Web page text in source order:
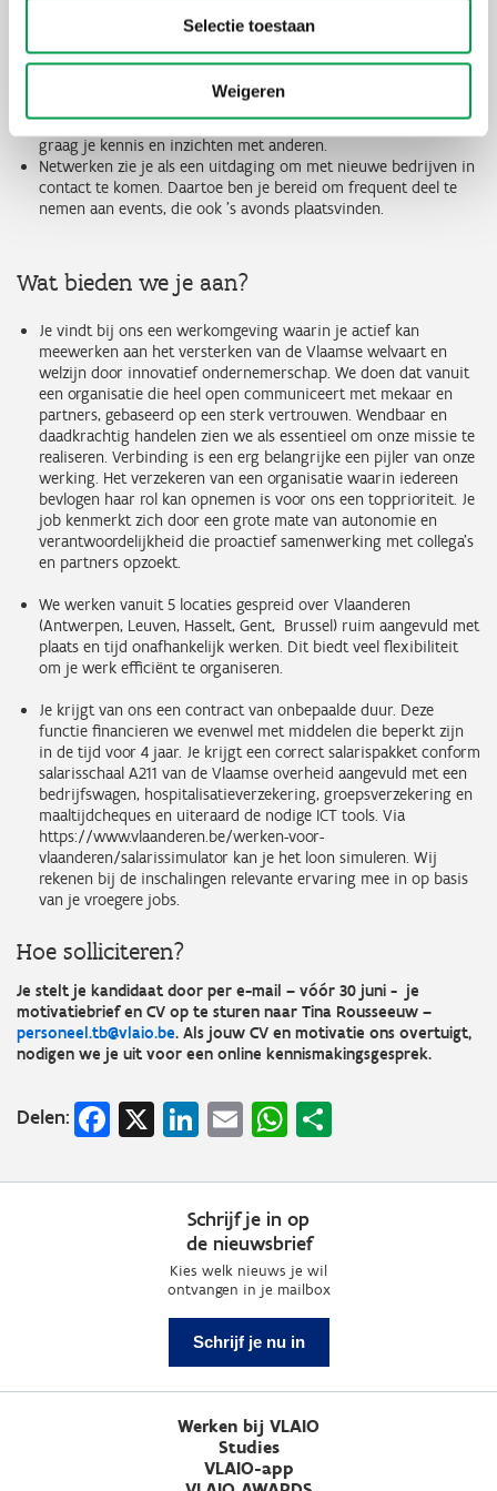
Selectie toestaan
Weigeren
tegelijkertijd wil vastbijten.
gemakkelijk in verbinding met anderen. De afwisseling om af te
wijken van je standaard takenpakket vind je fijn. Effectiviteit en
efficiëntie gaan dan ook bij jou hand in hand.
Je neemt zelf initiatief om je kennis bij te schaven en deelt
graag je kennis en inzichten met anderen.
Netwerken zie je als een uitdaging om met nieuwe bedrijven in
contact te komen. Daartoe ben je bereid om frequent deel te
nemen aan events, die ook ’s avonds plaatsvinden.
Wat bieden we je aan?
Je vindt bij ons een werkomgeving waarin je actief kan
meewerken aan het versterken van de Vlaamse welvaart en
welzijn door innovatief ondernemerschap. We doen dat vanuit
een organisatie die heel open communiceert met mekaar en
partners, gebaseerd op een sterk vertrouwen. Wendbaar en
daadkrachtig handelen zien we als essentieel om onze missie te
realiseren. Verbinding is een erg belangrijke een pijler van onze
werking. Het verzekeren van een organisatie waarin iedereen
bevlogen haar rol kan opnemen is voor ons een topprioriteit. Je
job kenmerkt zich door een grote mate van autonomie en
verantwoordelijkheid die proactief samenwerking met collega’s
en partners opzoekt.
We werken vanuit 5 locaties gespreid over Vlaanderen
(Antwerpen, Leuven, Hasselt, Gent, Brussel) ruim aangevuld met
plaats en tijd onafhankelijk werken. Dit biedt veel flexibiliteit
om je werk efficiënt te organiseren.
Je krijgt van ons een contract van onbepaalde duur. Deze
functie financieren we evenwel met middelen die beperkt zijn
in de tijd voor 4 jaar. Je krijgt een correct salarispakket conform
salarisschaal A211 van de Vlaamse overheid aangevuld met een
bedrijfswagen, hospitalisatieverzekering, groepsverzekering en
maaltijdcheques en uiteraard de nodige ICT tools. Via
https://www.vlaanderen.be/werken-voor-
vlaanderen/salarissimulator kan je het loon simuleren. Wij
rekenen bij de inschalingen relevante ervaring mee in op basis
van je vroegere jobs.
Hoe solliciteren?
Je stelt je kandidaat door per e-mail – vóór 30 juni - je
motivatiebrief en CV op te sturen naar Tina Rousseeuw –
personeel.tb@vlaio.be. Als jouw CV en motivatie ons overtuigt,
nodigen we je uit voor een online kennismakingsgesprek.
Delen: Facebook
X LinkedIn
EmailWhatsApp
Schrijf je in op
de nieuwsbrief
Kies welk nieuws je wil
ontvangen in je mailbox
Schrijf je nu in
Werken bij VLAIO
Studies
VLAIO-app